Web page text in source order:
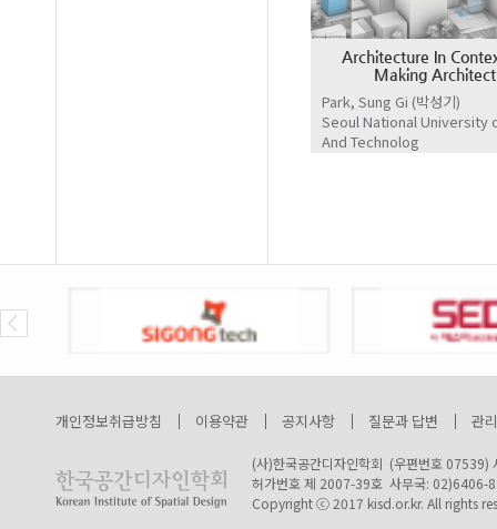
Architecture In
Making
Park, Sung Gi (박성기)
Seoul National University
And Technolog
개인정보취급방침 이용약관 공지사항 질문과 답변 관
(사)한국공간디자인학회 (우편번호 07539)
허가번호 제 2007-39호 사무국:
Copyright ⓒ 2017 kisd.or.kr. All rights